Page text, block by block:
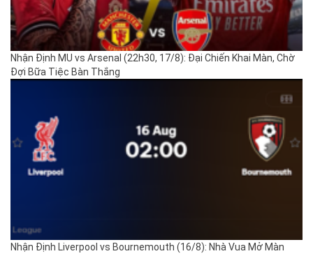
Nhận Định MU vs Arsenal (22h30, 17/8): Đại Chiến Khai Màn, Chờ
Đợi Bữa Tiệc Bàn Thắng
Nhận Định Liverpool vs Bournemouth (16/8): Nhà Vua Mở Màn